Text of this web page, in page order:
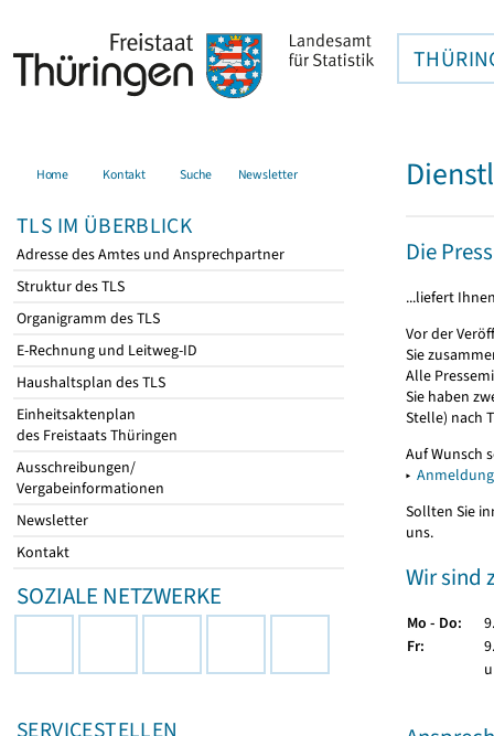
Home Kontakt Suche Newsletter
TLS IM ÜBERBLICK
Adresse des Amtes und Ansprechpartner
Struktur des TLS
Organigramm des TLS
E-Rechnung und Leitweg-ID
Haushaltsplan des TLS
Einheitsaktenplan
des Freistaats Thüringen
Ausschreibungen/
Vergabeinformationen
Newsletter
Kontakt
SOZIALE NETZWERKE
SERVICESTELLEN
Die
...liefert
Vor der
Sie
Alle
Sie haben
Stelle) nach
Auf Wunsch
▸
Sollten Sie
uns.
Wir sind
Mo - Do:
Fr: